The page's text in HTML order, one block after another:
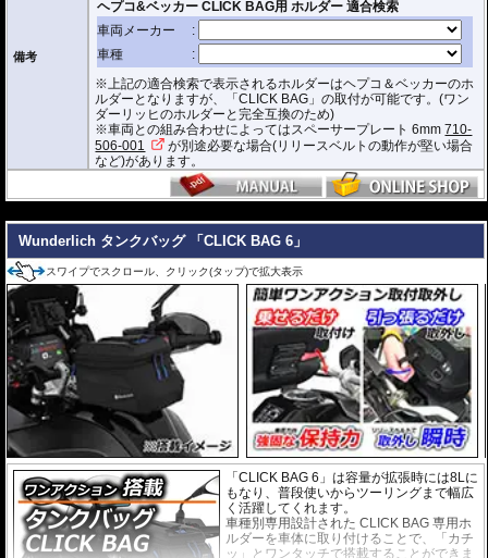
バッグをホルダーから取り外す時もレシーバーのストラップを引くだけ。給
油時も邪魔になりません。
オプションでスペーサー
をご用意しております。タンクとタンクバッグのク
リアランスの調節が可能です。
D x W x H(cm) : 約 23 x 18.5 x 14.5
※サイズ/画像からハンドルなどと干渉しないことをあらかじめご確認の上お求
備考
※上記の適合検索で表示されるホルダーはヘプコ＆ベッカーのホ
ルダーとなりますが、「CLICK BAG」の取付が可能です。(ワン
ダーリッヒのホルダーと完全互換のため)
※車両との組み合わせによってはスペーサープレート 6mm710-
506-001
が別途必要な場合(リリースベルトの動作が堅い場合
など)があります。
Wunderlich タンクバッグ 「CLICK BAG 6」
スワイプでスクロール、クリック(タップ)で拡大表示
「CLICK BAG 6」は容量が拡張時には8Lに
もなり、普段使いからツーリングまで幅広
く活躍してくれます。
車種別専用設計された CLICK BAG 専用ホ
ルダーを車体に取り付けることで、「カチ
ッ」とワンタッチで搭載することができま